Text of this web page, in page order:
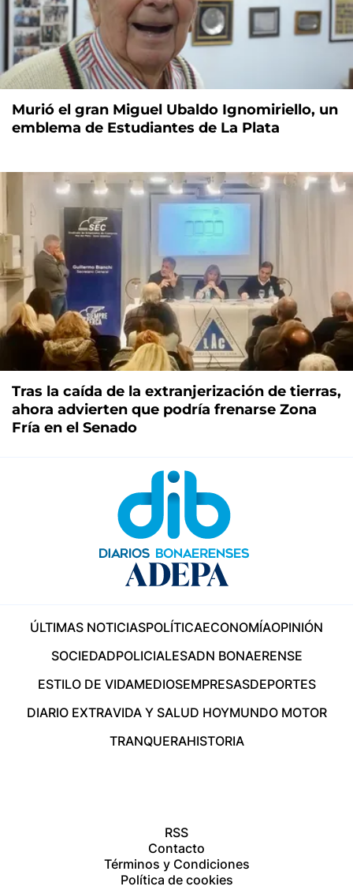
Murió el gran Miguel Ubaldo Ignomiriello, un
emblema de Estudiantes de La Plata
Tras la caída de la extranjerización de tierras,
ahora advierten que podría frenarse Zona
Fría en el Senado
ÚLTIMAS NOTICIASPOLÍTICAECONOMÍAOPINIÓN
SOCIEDADPOLICIALESADN BONAERENSE
ESTILO DE VIDAMEDIOSEMPRESASDEPORTES
DIARIO EXTRAVIDA Y SALUD HOYMUNDO MOTOR
TRANQUERAHISTORIA
RSS
Contacto
Términos y Condiciones
Política de cookies